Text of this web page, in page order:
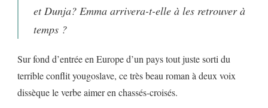
et Dunja? Emma arrivera-t-elle à les retrouver à
temps ?
Sur fond d’entrée en Europe d’un pays tout juste sorti du
terrible conflit yougoslave, ce très beau roman à deux voix
dissèque le verbe aimer en chassés-croisés.